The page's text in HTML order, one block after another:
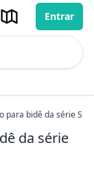
Entrar
para bidê da série
da série